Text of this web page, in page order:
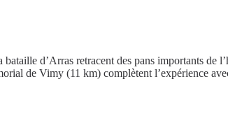
d’Arras retracent des pans importants
de Vimy (11 km) complètent l’expérience